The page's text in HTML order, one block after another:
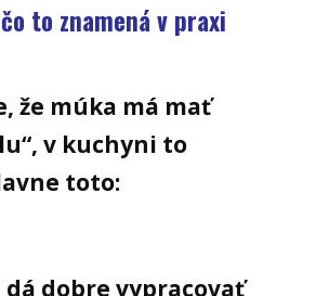
to znamená v praxi
že múka má mať
v kuchyni to
toto:
dá dobre vypracovať